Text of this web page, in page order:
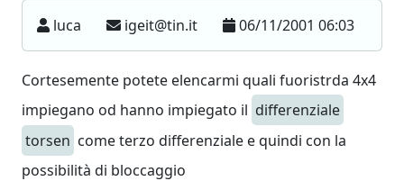
luca igeit@tin.it 06/11/2001 06:03
Cortesemente potete elencarmi quali fuoristrda 4x4
impiegano od hanno impiegato il differenziale
torsen come terzo differenziale e quindi con la
possibilità di bloccaggio